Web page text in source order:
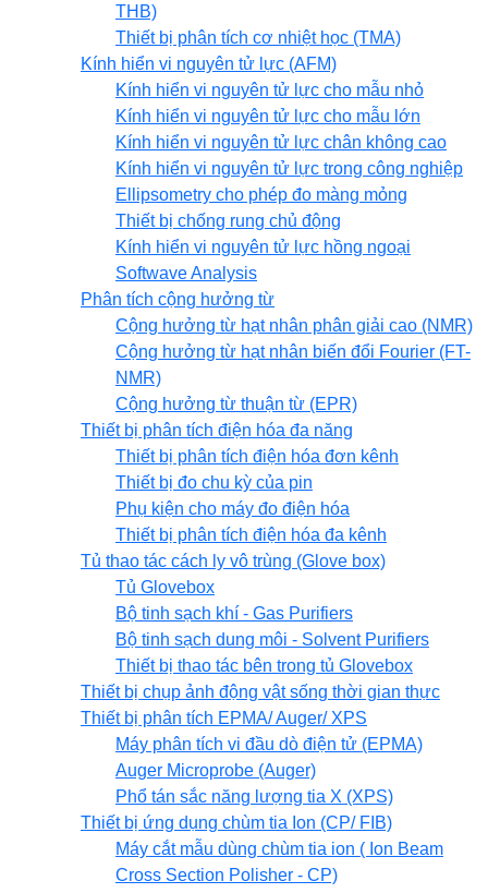
THB)
Thiết bị phân tích cơ nhiệt học (TMA)
Kính hiển vi nguyên tử lực (AFM)
Kính hiển vi nguyên tử lực cho mẫu nhỏ
Kính hiển vi nguyên tử lực cho mẫu lớn
Kính hiển vi nguyên tử lực chân không cao
Kính hiển vi nguyên tử lực trong công nghiệp
Ellipsometry cho phép đo màng mỏng
Thiết bị chống rung chủ động
Kính hiển vi nguyên tử lực hồng ngoại
Softwave Analysis
Phân tích cộng hưởng từ
Cộng hưởng từ hạt nhân phân giải cao (NMR)
Cộng hưởng từ hạt nhân biến đổi Fourier (FT-
NMR)
Cộng hưởng từ thuận từ (EPR)
Thiết bị phân tích điện hóa đa năng
Thiết bị phân tích điện hóa đơn kênh
Thiết bị đo chu kỳ của pin
Phụ kiện cho máy đo điện hóa
Thiết bị phân tích điện hóa đa kênh
Tủ thao tác cách ly vô trùng (Glove box)
Tủ Glovebox
Bộ tinh sạch khí - Gas Purifiers
Bộ tinh sạch dung môi - Solvent Purifiers
Thiết bị thao tác bên trong tủ Glovebox
Thiết bị chụp ảnh động vật sống thời gian thực
Thiết bị phân tích EPMA/ Auger/ XPS
Máy phân tích vi đầu dò điện tử (EPMA)
Auger Microprobe (Auger)
Phổ tán sắc năng lượng tia X (XPS)
Thiết bị ứng dụng chùm tia Ion (CP/ FIB)
Máy cắt mẫu dùng chùm tia ion ( Ion Beam
Cross Section Polisher - CP)